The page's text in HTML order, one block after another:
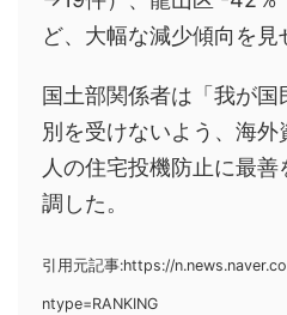
ど、大幅な減少傾向を見
国土部関係者は「我が
別を受けないよう、海
人の住宅投機防止に最
調した。
引用元記事:https://
ntype=RANKING